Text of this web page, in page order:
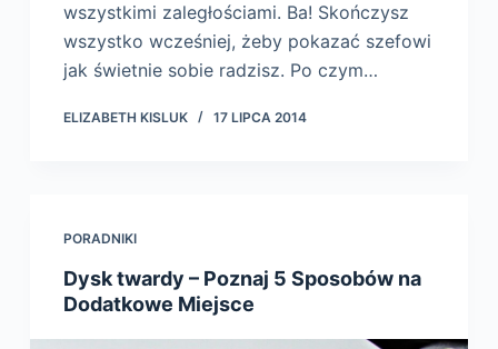
wszystkimi zaległościami. Ba! Skończysz
wszystko wcześniej, żeby pokazać szefowi
jak świetnie sobie radzisz. Po czym…
ELIZABETH KISLUK 17 LIPCA 2014
PORADNIKI
Dysk twardy – Poznaj 5 Sposobów na
Dodatkowe Miejsce